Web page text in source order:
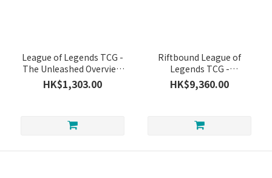
League of Legends TCG -
The Unleashed Overview
Booster Display
HK$1,303.00
Riftbound League of
Legends TCG -
Spiritforged Booster
Display(sealed case)
HK$9,360.00